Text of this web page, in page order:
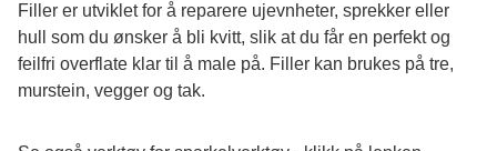
Filler er utviklet for å reparere ujevnheter, sprekker eller
hull som du ønsker å bli kvitt, slik at du får en perfekt og
feilfri overflate klar til å male på. Filler kan brukes på tre,
murstein, vegger og tak.